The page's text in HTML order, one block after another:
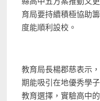
育局要持續積極協助
度能順利設校。
教育局長楊郡慈表示
期能吸引在地優秀學
教育選擇，實驗高中